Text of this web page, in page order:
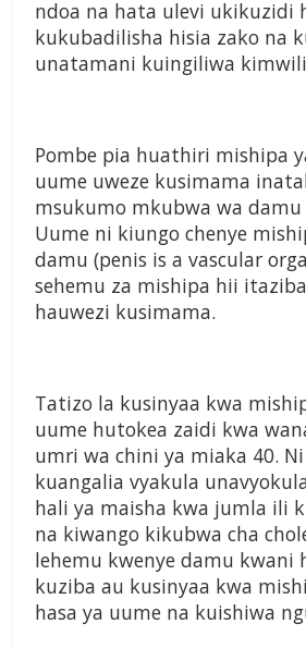
ndoa na hata ulevi ukikuzidi
kukubadilisha hisia zako na
unatamani kuingiliwa
Pombe pia huathiri mishipa
uume uweze kusimama
msukumo mkubwa wa
Uume ni kiungo chenye
damu (penis is a vascular
sehemu za mishipa hii
hauwezi kusimama.
Tatizo la kusinyaa kwa
uume hutokea zaidi kwa
umri wa chini ya miaka 40.
kuangalia vyakula
hali ya maisha kwa jumla ili
na kiwango kikubwa cha
lehemu kwenye damu kwani
kuziba au kusinyaa kwa
hasa ya uume na kuishiwa